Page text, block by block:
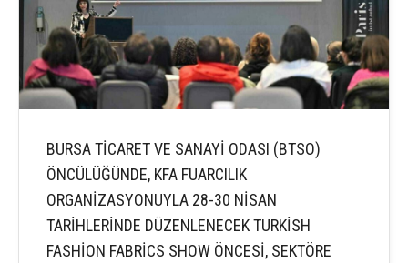
BURSA TİCARET VE SANAYİ ODASI (BTSO)
ÖNCÜLÜĞÜNDE, KFA FUARCILIK
ORGANİZASYONUYLA 28-30 NİSAN
TARİHLERİNDE DÜZENLENECEK TURKİSH
FASHİON FABRİCS SHOW ÖNCESİ, SEKTÖRE